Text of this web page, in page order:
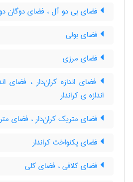
فضای بی دو آل ، فضای دوگان
فضای بولی
فضای مرزی
فضای اندازه کران‌دار ، فضای
اندازه ی کراندار
فضای متریک کران‌دار ، فضای
فضای یکنواخت کراندار
فضای کلافی ، فضای کلی